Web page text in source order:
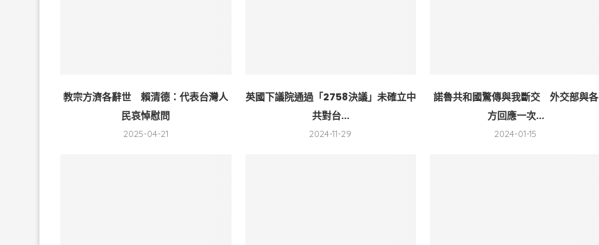
教宗方濟各辭世 賴清德：代表台灣人
民哀悼慰問
2025-04-21
英國下議院通過「2758決議」未確立中
共對台...
2024-11-29
諾魯共和國驚傳與我斷交 外交部與各
方回應一次...
2024-01-15